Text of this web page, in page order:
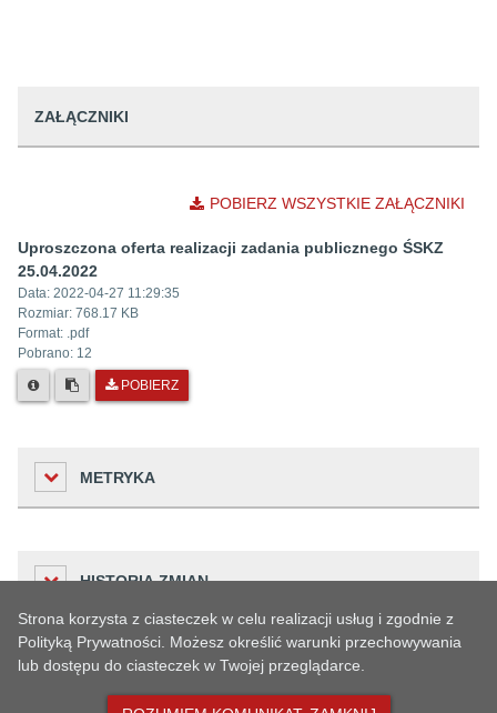
ZAŁĄCZNIKI
POBIERZ WSZYSTKIE ZAŁĄCZNIKI
Uproszczona oferta realizacji zadania publicznego ŚSKZ
25.04.2022
Data: 2022-04-27 11:29:35
Rozmiar: 768.17 KB
Format: .pdf
Pobrano: 12
POBIERZ
METRYKA
Liczba odwiedzin
29
Podmiot udostępniający informację
Urząd
Anna Wesołowska
HISTORIA ZMIAN
Dane osoby
Strona korzysta z ciasteczek w celu realizacji usług i zgodnie z
Polityką Prywatności. Możesz określić warunki przechowywania
lub dostępu do ciasteczek w Twojej przeglądarce.